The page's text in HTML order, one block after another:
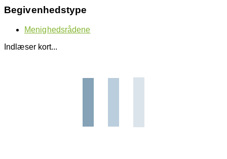
Begivenhedstype
Menighedsrådene
Indlæser kort...